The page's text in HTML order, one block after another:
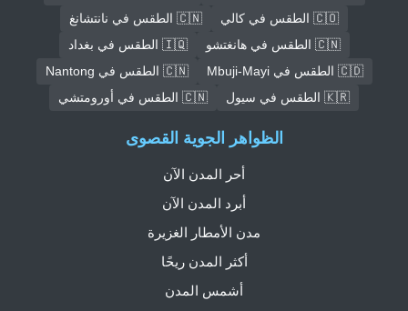
🇨🇴 الطقس في كالي
🇨🇳 الطقس في نانتشانغ
🇨🇳 الطقس في هانغتشو
🇮🇶 الطقس في بغداد
🇨🇩 الطقس في Mbuji-Mayi
🇨🇳 الطقس في Nantong
🇰🇷 الطقس في سيول
🇨🇳 الطقس في أورومتشي
الظواهر الجوية القصوى
أحر المدن الآن
أبرد المدن الآن
مدن الأمطار الغزيرة
أكثر المدن ريحًا
أشمس المدن